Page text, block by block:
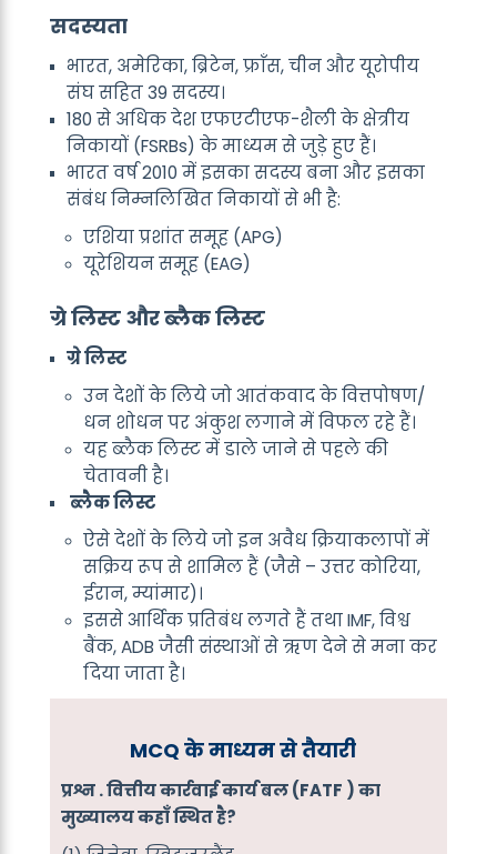
सदस्यता
भारत, अमेरिका, ब्रिटेन, फ्राँस, चीन और यूरोपीय
संघ सहित 39 सदस्य।
180 से अधिक देश एफएटीएफ-शैली के क्षेत्रीय
निकायों (FSRBs) के माध्यम से जुड़े हुए हैं।
भारत वर्ष 2010 में इसका सदस्य बना और इसका
संबंध निम्नलिखित निकायों से भी है:
एशिया प्रशांत समूह (APG)
यूरेशियन समूह (EAG)
ग्रे लिस्ट और ब्लैक लिस्ट
ग्रे लिस्ट
उन देशों के लिये जो आतंकवाद के वित्तपोषण/
धन शोधन पर अंकुश लगाने में विफल रहे हैं।
यह ब्लैक लिस्ट में डाले जाने से पहले की
चेतावनी है।
ब्लैक लिस्ट
ऐसे देशों के लिये जो इन अवैध क्रियाकलापों में
सक्रिय रूप से शामिल हैं (जैसे – उत्तर कोरिया,
ईरान, म्यांमार)।
इससे आर्थिक प्रतिबंध लगते हैं तथा IMF, विश्व
बैंक, ADB जैसी संस्थाओं से ऋण देने से मना कर
दिया जाता है।
MCQ के माध्यम से तैयारी
प्रश्न .वित्तीय कार्रवाई कार्य बल (FATF ) का
मुख्यालय कहाँ स्थित है?